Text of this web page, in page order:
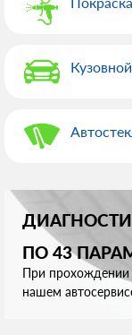
ПО 43
При прохождении
нашем